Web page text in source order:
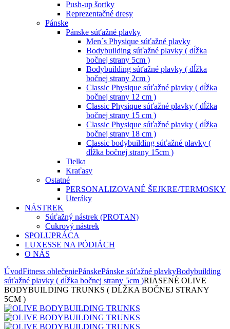
Push-up šortky
Reprezentačné dresy
Pánske
Pánske súťažné plavky
Men´s Physique súťažné plavky
Bodybuilding súťažné plavky ( dĺžka
bočnej strany 5cm )
Bodybuilding súťažné plavky ( dĺžka
bočnej strany 2cm )
Classic Physique súťažné plavky ( dĺžka
bočnej strany 12 cm )
Classic Physique súťažné plavky ( dĺžka
bočnej strany 15 cm )
Classic Physique súťažné plavky ( dĺžka
bočnej strany 18 cm )
Classic bodybuilding súťažné plavky (
dĺžka bočnej strany 15cm )
Tielka
Kraťasy
Ostatné
PERSONALIZOVANÉ ŠEJKRE/TERMOSKY
Uteráky
NÁSTREK
Súťažný nástrek (PROTAN)
Cukrový nástrek
SPOLUPRÁCA
LUXESSE NA PÓDIÁCH
O NÁS
ÚvodFitness oblečeniePánskePánske súťažné plavkyBodybuilding
súťažné plavky ( dĺžka bočnej strany 5cm )RIASENÉ OLIVE
BODYBUILDING TRUNKS ( DĹŽKA BOČNEJ STRANY
5CM )